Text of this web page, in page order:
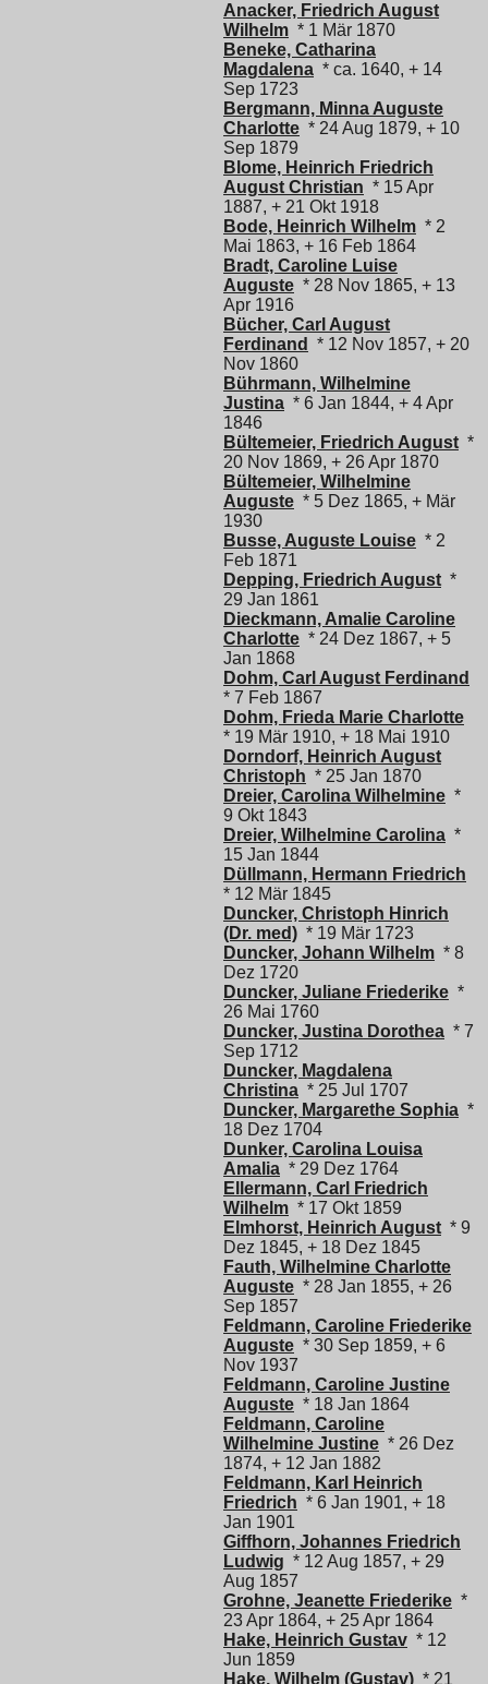
Anacker, Friedrich August
Wilhelm * 1 Mär 1870
Beneke, Catharina
Magdalena * ca. 1640, + 14
Sep 1723
Bergmann, Minna Auguste
Charlotte * 24 Aug 1879, + 10
Sep 1879
Blome, Heinrich Friedrich
August Christian * 15 Apr
1887, + 21 Okt 1918
Bode, Heinrich Wilhelm * 2
Mai 1863, + 16 Feb 1864
Bradt, Caroline Luise
Auguste * 28 Nov 1865, + 13
Apr 1916
Bücher, Carl August
Ferdinand
* 12 Nov 1857, + 20
Nov 1860
Bührmann, Wilhelmine
Justina * 6 Jan 1844, + 4 Apr
1846
Bültemeier, Friedrich August *
20 Nov 1869, + 26 Apr 1870
Bültemeier, Wilhelmine
Auguste * 5 Dez 1865, + Mär
1930
Busse, Auguste Louise * 2
Feb 1871
Depping, Friedrich August *
29 Jan 1861
Dieckmann, Amalie Caroline
Charlotte * 24 Dez 1867, + 5
Jan 1868
Dohm, Carl August Ferdinand
* 7 Feb 1867
Dohm, Frieda Marie Charlotte
* 19 Mär 1910, + 18 Mai 1910
Dorndorf, Heinrich August
Christoph * 25 Jan 1870
Dreier, Carolina Wilhelmine *
9 Okt 1843
Dreier, Wilhelmine Carolina *
15 Jan 1844
Düllmann, Hermann Friedrich
* 12 Mär 1845
Duncker, Christoph Hinrich
(Dr. med) * 19 Mär 1723
Duncker, Johann Wilhelm * 8
Dez 1720
Duncker, Juliane Friederike *
26 Mai 1760
Duncker, Justina Dorothea * 7
Sep 1712
Duncker, Magdalena
Christina * 25 Jul 1707
Duncker, Margarethe Sophia *
18 Dez 1704
Dunker, Carolina Louisa
Amalia * 29 Dez 1764
Ellermann, Carl Friedrich
Wilhelm * 17 Okt 1859
Elmhorst, Heinrich August * 9
Dez 1845, + 18 Dez 1845
Fauth, Wilhelmine Charlotte
Auguste * 28 Jan 1855, + 26
Sep 1857
Feldmann, Caroline Friederike
Auguste * 30 Sep 1859, + 6
Nov 1937
Feldmann, Caroline Justine
Auguste * 18 Jan 1864
Feldmann, Caroline
Wilhelmine Justine * 26 Dez
1874, + 12 Jan 1882
Feldmann, Karl Heinrich
Friedrich * 6 Jan 1901, + 18
Jan 1901
Giffhorn, Johannes Friedrich
Ludwig * 12 Aug 1857, + 29
Aug 1857
Grohne, Jeanette Friederike *
23 Apr 1864, + 25 Apr 1864
Hake, Heinrich Gustav * 12
Jun 1859
Hake, Wilhelm (Gustav) * 21